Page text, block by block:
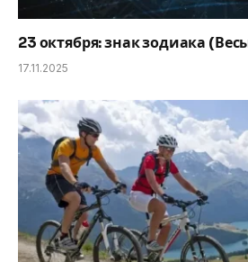
23 октября: знак зодиака
17.11.2025